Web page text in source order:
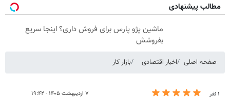
مطالب پیشنهادی
ماشین پژو پارس برای فروش داری؟ اینجا سریع
بفروشش
صفحه اصلی اخبار اقتصادی بازار کار
۱ نفر ۷ اردیبهشت ۱۴۰۵ - ۱۹:۴۲